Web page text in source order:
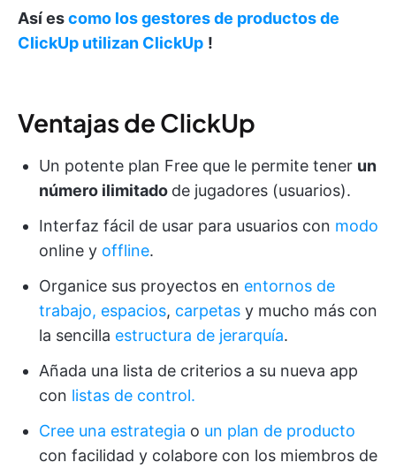
Así escomo los gestores de productos de
ClickUp utilizan ClickUp !
Ventajas de ClickUp
Un potente plan Free que le permite tener un
número ilimitado de jugadores (usuarios).
Interfaz fácil de usar para usuarios con modo
online y offline.
Organice sus proyectos en entornos de
trabajo, espacios, carpetas y mucho más con
la sencilla estructura de jerarquía.
Añada una lista de criterios a su nueva app
con listas de control.
Cree una estrategia o un plan de producto
con facilidad y colabore con los miembros de